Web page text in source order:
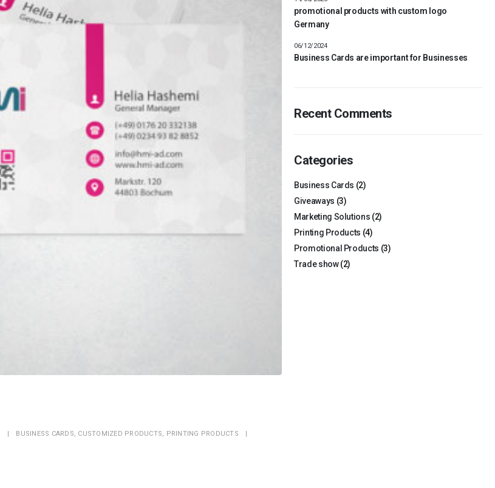
BUSINESS CARDS CUSTOMIZED PRODUCTS
PRINTING PRODUCTS
promotional products with custom logo
Germany
Business Cards are important for Businesses
06/12/2024
Recent Comments
Categories
Business Cards (2)
Giveaways (3)
Marketing Solutions (2)
Printing Products (4)
Promotional Products (3)
Trade show(2)